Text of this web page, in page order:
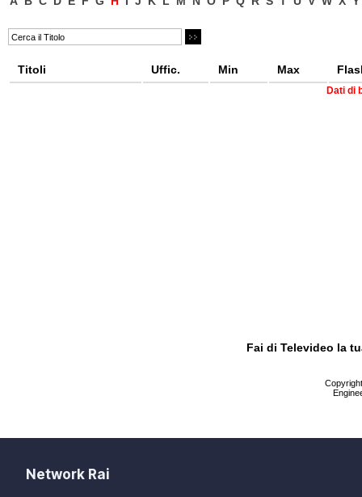
Titoli Uffic. Min Max
Dati di
Fai di Televideo la